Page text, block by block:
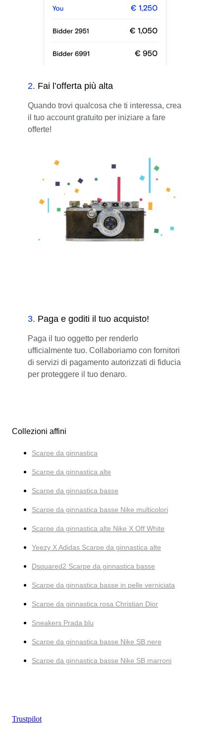
2. Fai l’offerta più alta
Quando trovi qualcosa che ti interessa, crea
il tuo account gratuito per iniziare a fare
offerte!
3. Paga e goditi il tuo acquisto!
Paga il tuo oggetto per renderlo
ufficialmente tuo. Collaboriamo con fornitori
di servizi di pagamento autorizzati di fiducia
per proteggere il tuo denaro.
Collezioni affini
Scarpe da ginnastica
Scarpe da ginnastica alte
Scarpe da ginnastica basse
Scarpe da ginnastica basse Nike multicolori
Scarpe da ginnastica alte Nike X Off White
Yeezy X Adidas Scarpe da ginnastica alte
Dsquared2 Scarpe da ginnastica basse
Scarpe da ginnastica basse in pelle verniciata
Scarpe da ginnastica rosa Christian Dior
Sneakers Prada blu
Scarpe da ginnastica basse Nike SB nere
Scarpe da ginnastica basse Nike SB marroni
Trustpilot